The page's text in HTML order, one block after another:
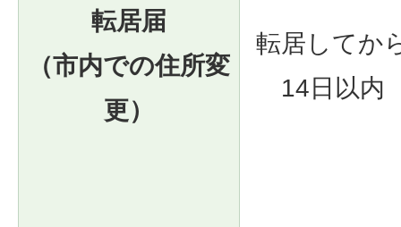
転居届
（市内での住所変
更）
転居してか
14日以内